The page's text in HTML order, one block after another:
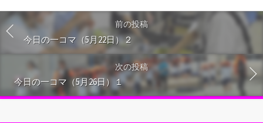
前の投稿
今日の一コマ（5月22日）２
次の投稿
今日の一コマ（5月26日）１